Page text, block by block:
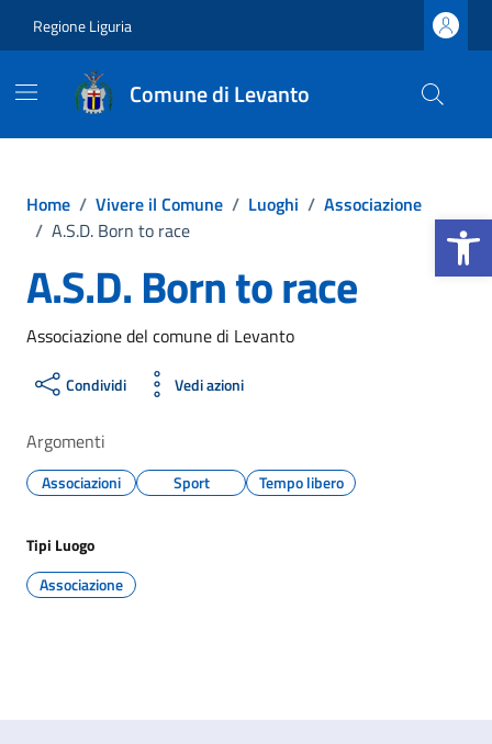
Apri la
Regione Liguria
Comune di Levanto
Home / Vivere il Comune / Luoghi / Associazione
/ A.S.D. Born to race
A.S.D. Born to race
Associazione del comune di Levanto
Condividi Vedi azioni
Argomenti
Associazioni Sport Tempo libero
Tipi Luogo
Associazione